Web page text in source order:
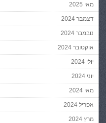
מאי 2025
דצמבר 2024
נובמבר 2024
אוקטובר 2024
יולי 2024
יוני 2024
מאי 2024
אפריל 2024
מרץ 2024